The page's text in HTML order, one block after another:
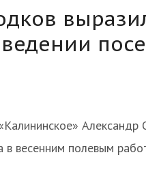
в весенним полевым